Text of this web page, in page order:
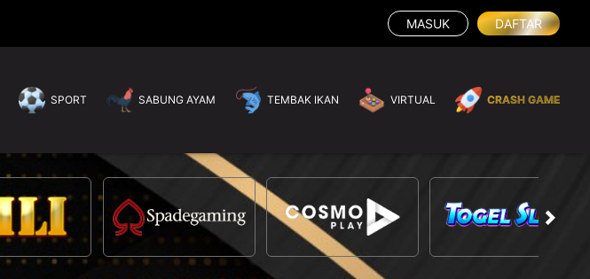
MASUK DAFTAR
SPORT SABUNG AYAM TEMBAK IKAN VIRTUAL CRASH GAME